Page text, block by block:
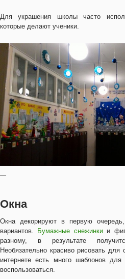
Для украшения школы часто
которые делают ученики.
—
Окна
Окна декорируют в первую
вариантов.
Бумажные снежинкии
разному, в результате
Необязательно красиво рисовать для
интернете есть много шаблонов
воспользоваться.